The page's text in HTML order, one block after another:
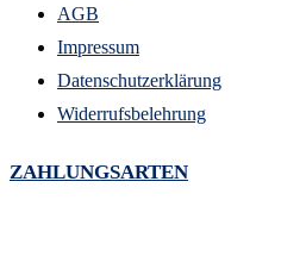
AGB
Impressum
Datenschutzerklärung
Widerrufsbelehrung
ZAHLUNGSARTEN